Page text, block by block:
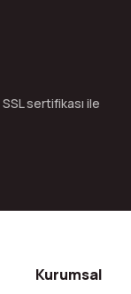
sertifikası ile
Kurumsal